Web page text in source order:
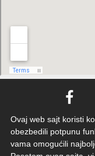
© 2021
Ovaj web sajt koristi
obezbedili potpunu
vama omogućili